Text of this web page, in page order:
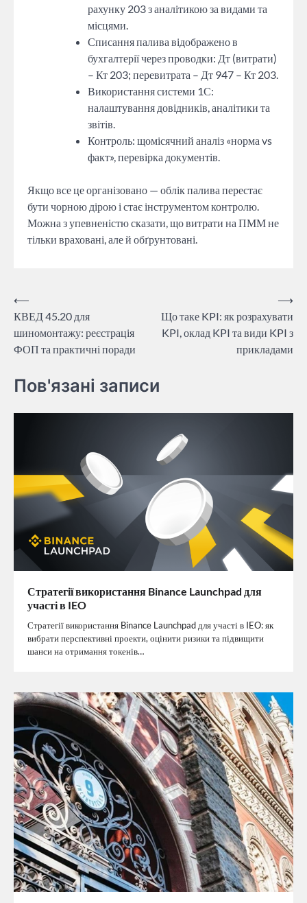
рахунку 203 з аналітикою за видами та
місцями.
Списання палива відображено в
бухгалтерії через проводки: Дт (витрати)
– Кт 203; перевитрата – Дт 947 – Кт 203.
Використання системи 1С:
налаштування довідників, аналітики та
звітів.
Контроль: щомісячний аналіз «норма vs
факт», перевірка документів.
Якщо все це організовано — облік палива перестає
бути чорною дірою і стає інструментом контролю.
Можна з упевненістю сказати, що витрати на ПММ не
тільки враховані, але й обґрунтовані.
Навігація
записів
⟵
КВЕД 45.20 для
шиномонтажу: реєстрація
ФОП та практичні поради
Що таке KPI: як розрахувати
KPI, оклад KPI та види KPI з
прикладами
⟶
Пов'язані записи
Стратегії використання Binance Launchpad для
участі в IEO
Стратегії використання Binance Launchpad для участі в IEO: як
вибрати перспективні проекти, оцінити ризики та підвищити
шанси на отримання токенів…